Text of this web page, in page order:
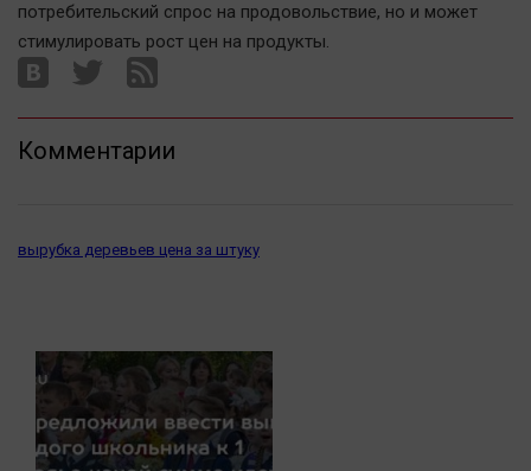
Вкусное
Гороскоп
Обсуждаем
Персона
потребительский спрос на продовольствие, но и может
стимулировать рост цен на продукты.
Комментарии
вырубка деревьев цена за штуку